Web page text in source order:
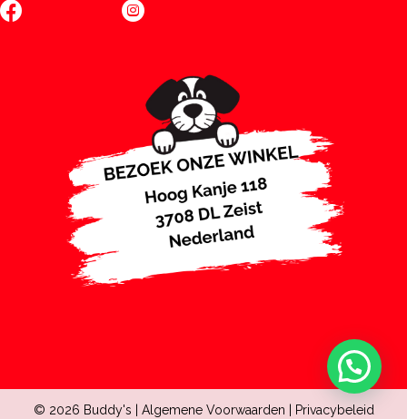
© 2026 Buddy's | Algemene Voorwaarden Privacybeleid